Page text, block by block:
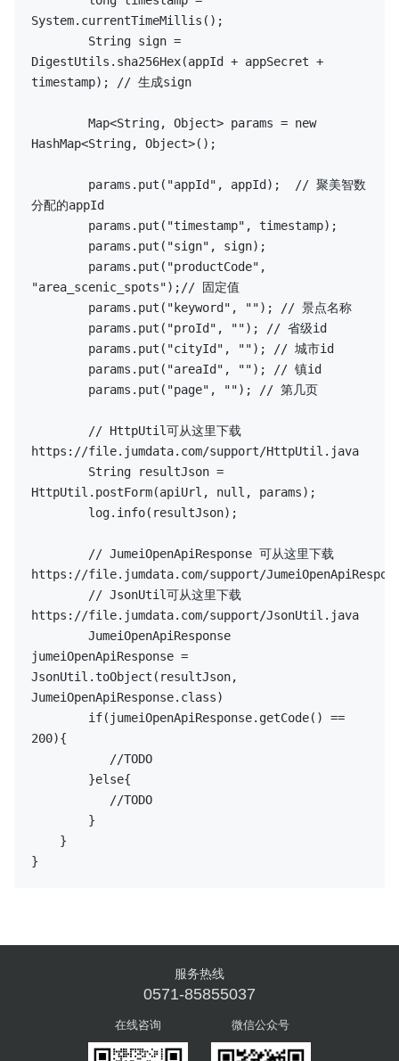
System.currentTimeMillis();
DigestUtils.sha256Hex(appId + appSecret +
timestamp);
// 生成sign
        Map<String, Object> params =
new
HashMap<String, Object>();
        params.put(
"appId" , appId);
// 聚美智数
分配的appId
        params.put(
"timestamp" , timestamp);
        params.put(
"sign" , sign);
        params.put(
"productCode"
"area_scenic_spots"); // 固定值
        params.put(
"keyword" , "");
// 景点名称
        params.put(
"proId" , "");
// 省级id
        params.put(
"cityId" , "");
// 城市id
        params.put(
"areaId" , "");
// 镇id
        params.put(
"page" , ""); // 第几页
// HttpUtil可从这里下载
https://file.jumdata.com/support/HttpUtil.java
HttpUtil.postForm(apiUrl, null , params);
// JumeiOpenApiResponse 可从这里下载
https://file.jumdata.com/support/
// JsonUtil可从这里下载
https://file.jumdata.com/support/JsonUtil.java
        JumeiOpenApiResponse
jumeiOpenApiResponse =
JsonUtil.toObject(resultJson,
JumeiOpenApiResponse.class)
if
200){
//TODO
        }
else{
//TODO
服务热线
0571-85855037
在线咨询 微信公众号